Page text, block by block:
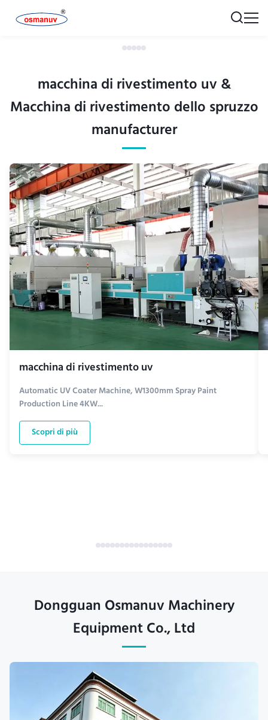
macchina di rivestimento uv &
Macchina di rivestimento dello spruzzo
manufacturer
macchina di rivestimento uv
Automatic UV Coater Machine, W1300mm Spray Paint
Production Line 4KW...
Scopri di più
Dongguan Osmanuv Machinery
Equipment Co., Ltd